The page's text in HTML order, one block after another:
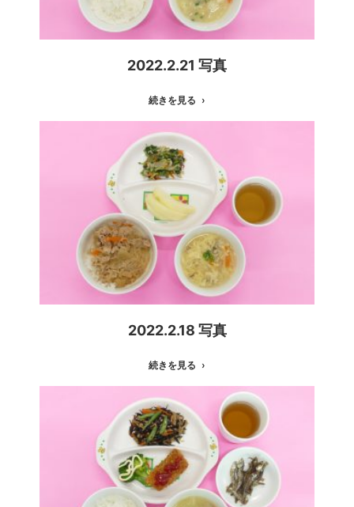
2022.2.21 写真
続きを見る
2022.2.18 写真
続きを見る